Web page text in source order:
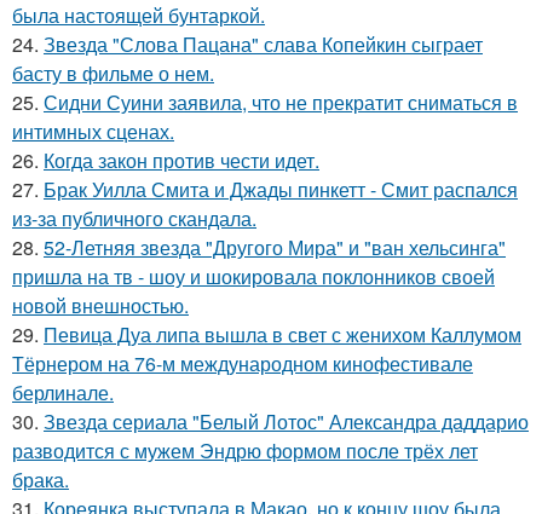
была настоящей бунтаркой.
24. Звезда "Слова Пацана" слава Копейкин сыграет
басту в фильме о нем.
25. Сидни Суини заявила, что не прекратит сниматься в
интимных сценах.
26. Когда закон против чести идет.
27. Брак Уилла Смита и Джады пинкетт - Смит распался
из-за публичного скандала.
28. 52-Летняя звезда "Другого Мира" и "ван хельсинга"
пришла на тв - шоу и шокировала поклонников своей
новой внешностью.
29. Певица Дуа липа вышла в свет с женихом Каллумом
Тёрнером на 76-м международном кинофестивале
берлинале.
30. Звезда сериала "Белый Лотос" Александра даддарио
разводится с мужем Эндрю формом после трёх лет
брака.